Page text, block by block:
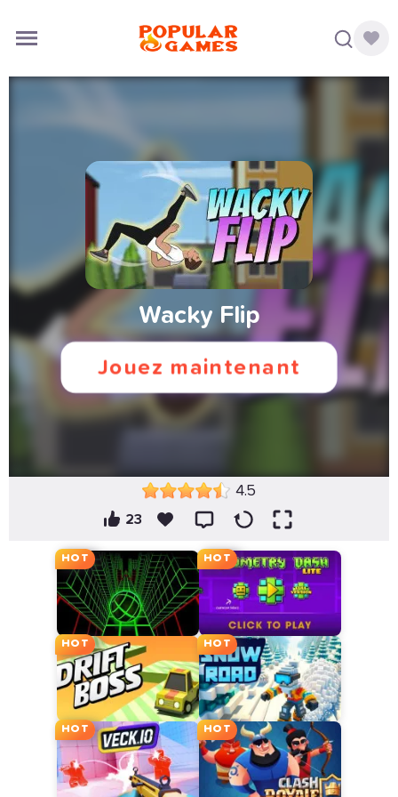
4.5
23
HOT HOT
HOT HOT
HOT HOT